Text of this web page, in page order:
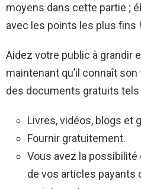
moyens dans cette partie ;
avec les points les plus fins !
Aidez votre public à grandir
maintenant qu’il connaît
des documents gratuits tels
Livres, vidéos, blogs et
Fournir gratuitement.
Vous avez la possibilité
de vos articles payants